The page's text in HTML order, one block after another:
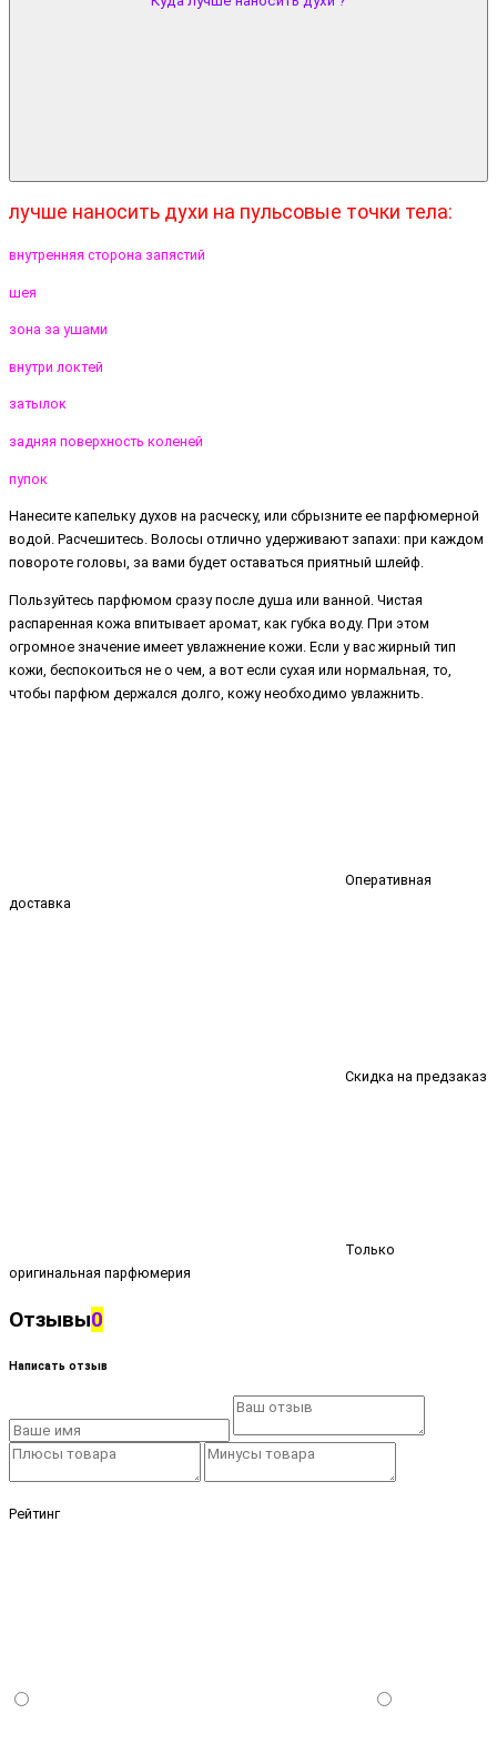
лучше наносить духи на пульсовые точки тела:
внутренняя сторона запястий
шея
зона за ушами
внутри локтей
затылок
задняя поверхность коленей
пупок
Нанесите капельку духов на расческу, или сбрызните ее парфюмерной
водой. Расчешитесь. Волосы отлично удерживают запахи: при каждом
повороте головы, за вами будет оставаться приятный шлейф.
Пользуйтесь парфюмом сразу после душа или ванной. Чистая
распаренная кожа впитывает аромат, как губка воду. При этом
огромное значение имеет увлажнение кожи. Если у вас жирный тип
кожи, беспокоиться не о чем, а вот если сухая или нормальная, то,
чтобы парфюм держался долго, кожу необходимо увлажнить.
Оперативная
доставка
Скидка на предзаказ
Только
оригинальная парфюмерия
Отзывы0
Написать отзыв
Рейтинг